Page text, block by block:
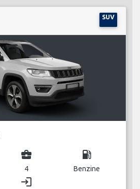
SUV
business_center
4
local_gas_station
Benzine
login